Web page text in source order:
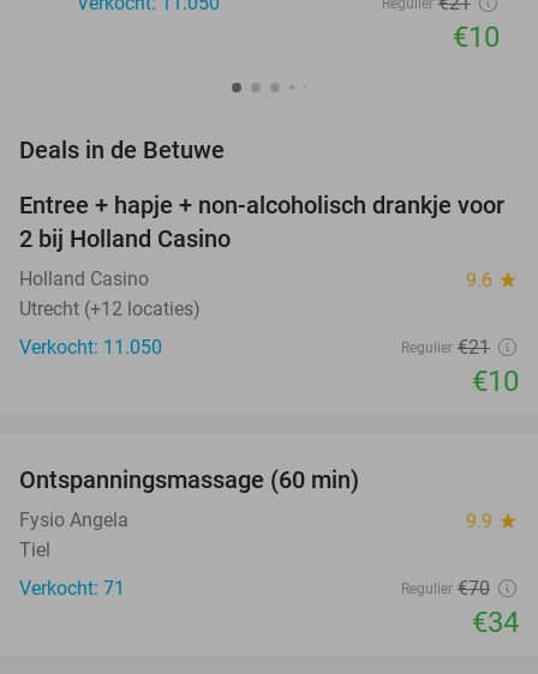
€10
Deals in de Betuwe
52%
Entree + hapje + non-alcoholisch drankje voor
2 bij Holland Casino
Holland Casino 9.6 star
Utrecht (+12 locaties)
Verkocht: 11.050
Regulier €21
€10
Ontspanningsmassage (60 min)
Fysio Angela 9.9 star
Tiel
Verkocht: 71
Regulier €70
€34